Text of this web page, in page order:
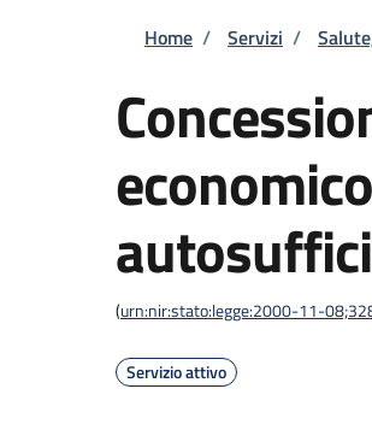
Briciole di
Home / Servizi /
(urn:nir:stato:legge:2000-11-
Servizio attivo